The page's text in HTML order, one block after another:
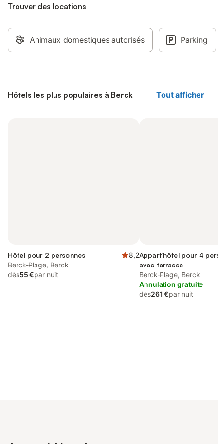
Trouver des locations
Animaux domestiques autorisés Parking
Hôtels les plus populaires à Berck Tout afficher
Hôtel pour 2 personnes
8,2
Berck-Plage, Berck
dès55 €par nuit
Appart’hôtel pour 4
avec terrasse
Berck-Plage, Berck
Annulation gratuite
dès261 €par nuit